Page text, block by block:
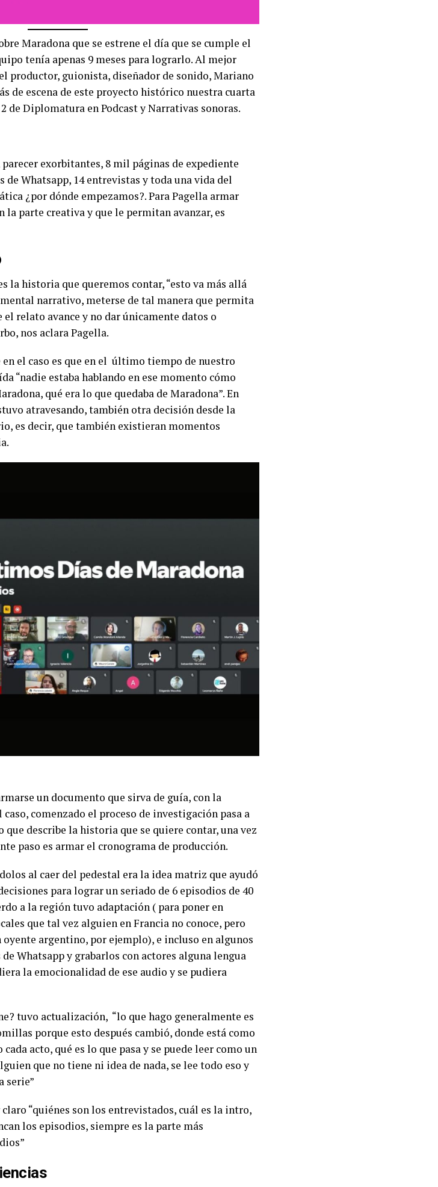
Maradona que se estrene el día que se cumple el
tenía apenas 9 meses para lograrlo. Al mejor
productor, guionista, diseñador de sonido, Mariano
de escena de este proyecto histórico nuestra cuarta
de Diplomatura en Podcast y Narrativas sonoras.
exorbitantes, 8 mil páginas de expediente
de Whatsapp, 14 entrevistas y toda una vida del
¿por dónde empezamos?. Para Pagella armar
la parte creativa y que le permitan avanzar, es
la historia que queremos contar, “esto va más allá
narrativo, meterse de tal manera que permita
el relato avance y no dar únicamente datos o
nos aclara Pagella.
en el caso es que en el último tiempo de nuestro
“nadie estaba hablando en ese momento cómo
qué era lo que quedaba de Maradona”. En
atravesando, también otra decisión desde la
es decir, que también existieran momentos
un documento que sirva de guía, con la
comenzado el proceso de investigación pasa a
describe la historia que se quiere contar, una vez
paso es armar el cronograma de producción.
al caer del pedestal era la idea matriz que ayudó
para lograr un seriado de 6 episodios de 40
a la región tuvo adaptación ( para poner en
que tal vez alguien en Francia no conoce, pero
oyente argentino, por ejemplo), e incluso en algunos
Whatsapp y grabarlos con actores alguna lengua
la emocionalidad de ese audio y se pudiera
tuvo actualización, “lo que hago generalmente es
porque esto después cambió, donde está como
acto, qué es lo que pasa y se puede leer como un
que no tiene ni idea de nada, se lee todo eso y
serie”
“quiénes son los entrevistados, cuál es la intro,
los episodios, siempre es la parte más